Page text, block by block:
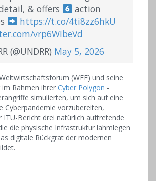
& offers
action
https://t.co/4ti8zz6hkU
vrp6WIbeVd
(@UNDRR) May 5, 2026
(WEF) und seine
Rahmen ihrer Cyber ​​Polygon -
simulierten, um sich auf eine
Cyberpandemie vorzubereiten,
ITU-Bericht drei natürlich auftretende
die physische Infrastruktur lahmlegen
digitale Rückgrat der modernen